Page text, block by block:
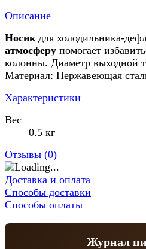
Описание
Носик для холодильника-
атмосферу помогает
колонны. Диаметр выходной
Материал: Нержавеющая
Характеристики
Вес
0.5 кг
Отзывы (0)
Доставка и оплата
Способы доставки
Способы оплаты
Журнал